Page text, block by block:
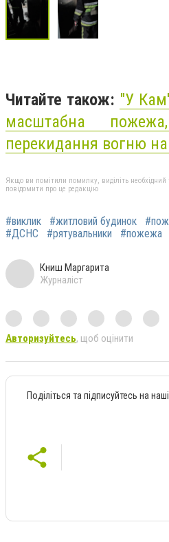
Читайте також: "У
масштабна
перекидання вогню
Якщо ви помітили помилку, виділіть необхідний
повідомити про це редакцію
#виклик #житловий будинок
#ДСНС
#рятувальники #пожежа
Книш Маргарита
Журналіст
Авторизуйтесь, щоб оцінити
Поділіться та підписуйтесь на